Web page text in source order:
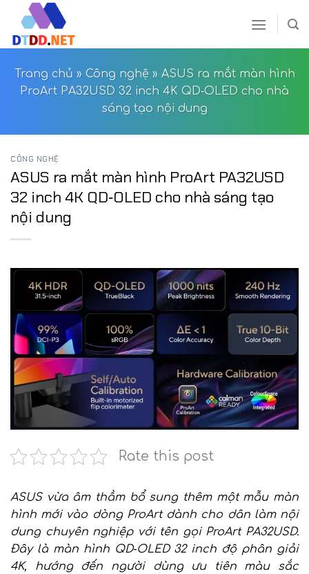
content
Trang chủ » Công nghệ» ASUS ra mắt màn hình
ProArt PA32USD 32 inch 4K QD‑OLED cho nhà
sáng tạo nội dung
CÔNG NGHỆ
ASUS ra mắt màn hình ProArt PA32USD
32 inch 4K QD‑OLED cho nhà sáng tạo
nội dung
Rate this post
ASUS vừa âm thầm bổ sung thêm một mẫu màn
hình mới vào dòng ProArt dành cho dân làm nội
dung chuyên nghiệp với tên gọi ProArt PA32USD.
Đây là màn hình QD‑OLED 32 inch độ phân giải
4K, hướng đến người dùng ưu tiên màu sắc